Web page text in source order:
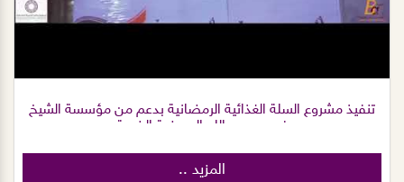
تنفيذ مشروع السلة الغذائية الرمضانية بدعم من مؤسسة الشيخ
فهد بن عبدالله العويضة الخيرية
المزيد ..